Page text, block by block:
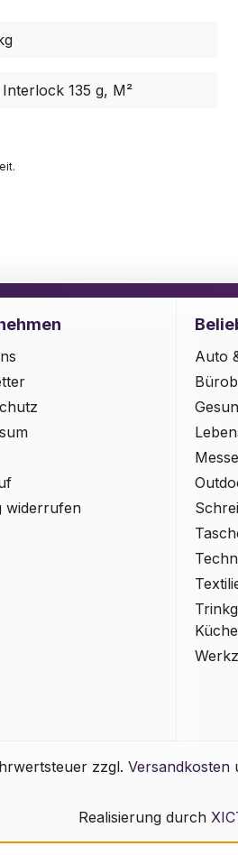
135 g, M²
widerrufen
Auto
zzgl. Versandkosten
Realisierung durch